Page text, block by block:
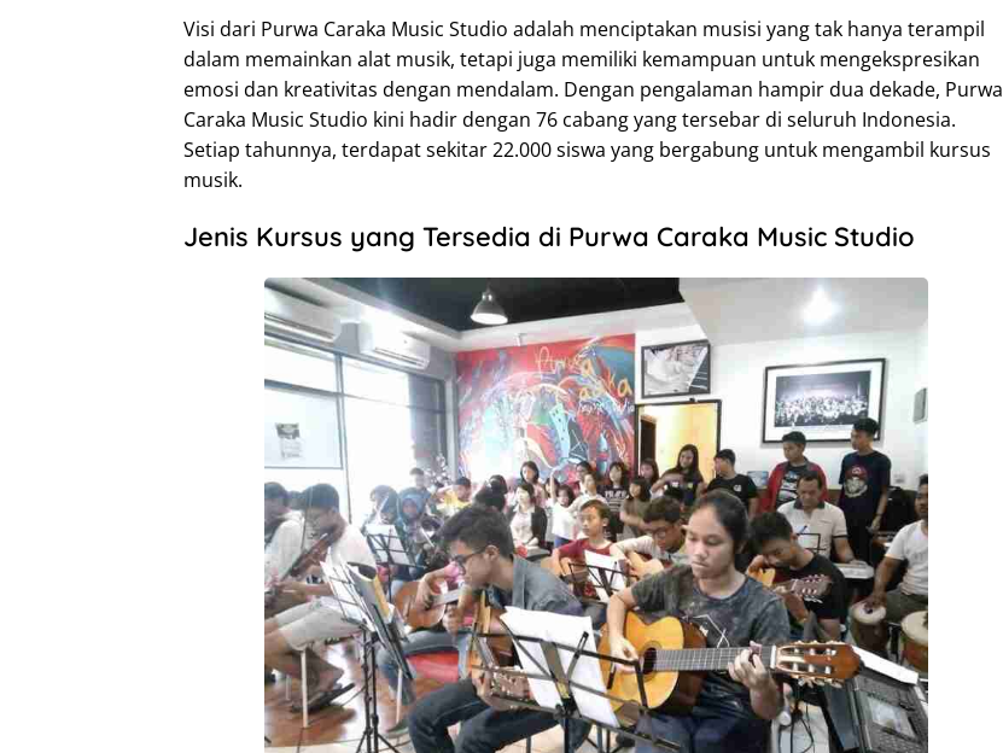
Visi dari Purwa Caraka Music Studio adalah menciptakan musisi yang tak hanya terampil
dalam memainkan alat musik, tetapi juga memiliki kemampuan untuk mengekspresikan
emosi dan kreativitas dengan mendalam. Dengan pengalaman hampir dua dekade, Purwa
Caraka Music Studio kini hadir dengan 76 cabang yang tersebar di seluruh Indonesia.
Setiap tahunnya, terdapat sekitar 22.000 siswa yang bergabung untuk mengambil kursus
musik.
Jenis Kursus yang Tersedia di Purwa Caraka Music Studio